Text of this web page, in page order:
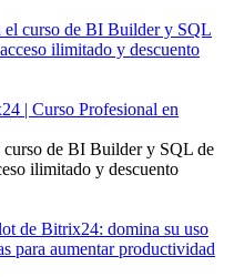
| Curso Profesional en
curso de BI Builder y SQL de
ilimitado y descuento